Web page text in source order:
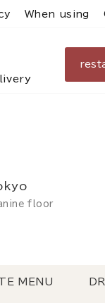
When using
floor
MENU